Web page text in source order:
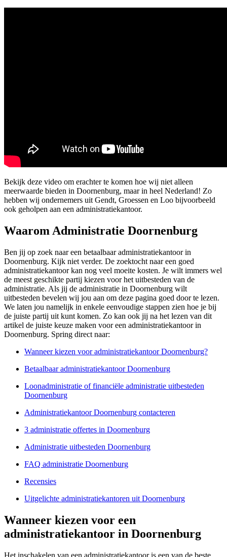
Bekijk deze video om erachter te komen hoe wij niet alleen
meerwaarde bieden in Doornenburg, maar in heel Nederland! Zo
hebben wij ondernemers uit Gendt, Groessen en Loo bijvoorbeeld
ook geholpen aan een administratiekantoor.
Waarom Administratie Doornenburg
Ben jij op zoek naar een betaalbaar administratiekantoor in
Doornenburg. Kijk niet verder. De zoektocht naar een goed
administratiekantoor kan nog veel moeite kosten. Je wilt immers wel
de meest geschikte partij kiezen voor het uitbesteden van de
administratie. Als jij de administratie in Doornenburg wilt
uitbesteden bevelen wij jou aan om deze pagina goed door te lezen.
We laten jou namelijk in enkele eenvoudige stappen zien hoe je bij
de juiste partij uit kunt komen. Zo kan ook jij na het lezen van dit
artikel de juiste keuze maken voor een administratiekantoor in
Doornenburg. Spring direct naar:
Wanneer kiezen voor administratiekantoor Doornenburg?
Betaalbaar administratiekantoor Doornenburg
Loonadministratie of financiële administratie uitbesteden
Doornenburg
Administratiekantoor Doornenburg contacteren
3 administratie offertes in Doornenburg
Administratie uitbesteden Doornenburg
FAQ administratie Doornenburg
Recensies
Uitgelichte administratiekantoren uit Doornenburg
Wanneer kiezen voor een
administratiekantoor in Doornenburg
Het inschakelen van een administratiekantoor is een van de beste